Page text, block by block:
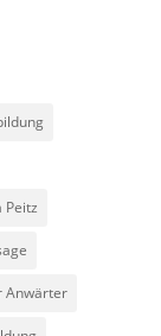
Peitz
Anwärter